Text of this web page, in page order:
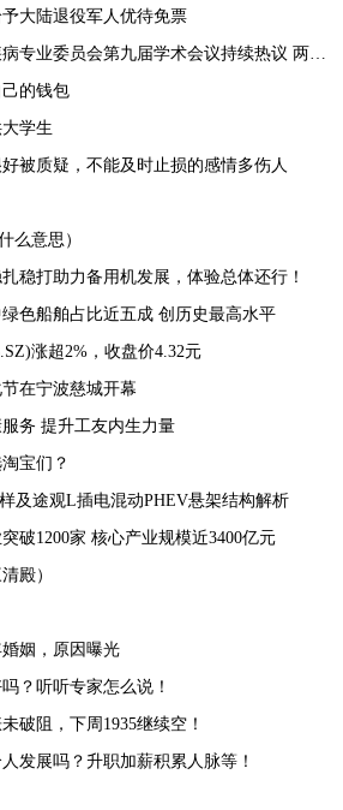
大陆退役军人优待免票
中国医药教育协会感染疾病专业委员会第九届学术会议持续热议 两性霉素专家共识发布
的钱包
学生
被质疑，不能及时止损的感情多伤人
么意思）
稳打助力备用机发展，体验总体还行！
色船舶占比近五成 创历史最高水平
涨超2%，收盘价4.32元
在宁波慈城开幕
务 提升工友内生力量
宝们？
及途观L插电混动PHEV悬架结构解析
破1200家 核心产业规模近3400亿元
殿）
姻，原因曝光
？听听专家怎么说！
破阻，下周1935继续空！
发展吗？升职加薪积累人脉等！